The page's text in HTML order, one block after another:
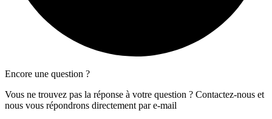
Encore une question ?
Vous ne trouvez pas la réponse à votre question ? Contactez-nous et
nous vous répondrons directement par e-mail